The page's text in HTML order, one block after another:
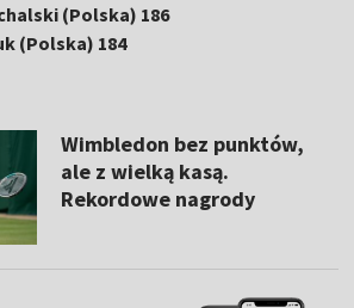
(Polska) 186
(Polska) 184
Wimbledon bez punktów,
ale z wielką kasą.
Rekordowe nagrody